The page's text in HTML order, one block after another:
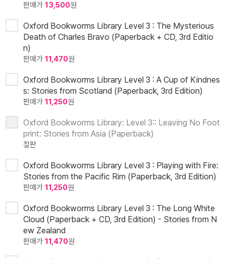
판매가 13,500원
Oxford Bookworms Library Level 3 : The Mysterious
Death of Charles Bravo (Paperback + CD, 3rd Editio
n)
판매가 11,470원
Oxford Bookworms Library Level 3 : A Cup of Kindnes
s: Stories from Scotland (Paperback, 3rd Edition)
판매가 11,250원
Oxford Bookworms Library: Level 3:: Leaving No Foot
print: Stories from Asia (Paperback)
절판
Oxford Bookworms Library Level 3 : Playing with Fire:
Stories from the Pacific Rim (Paperback, 3rd Edition)
판매가 11,250원
Oxford Bookworms Library Level 3 : The Long White
Cloud (Paperback + CD, 3rd Edition) - Stories from N
ew Zealand
판매가 11,470원